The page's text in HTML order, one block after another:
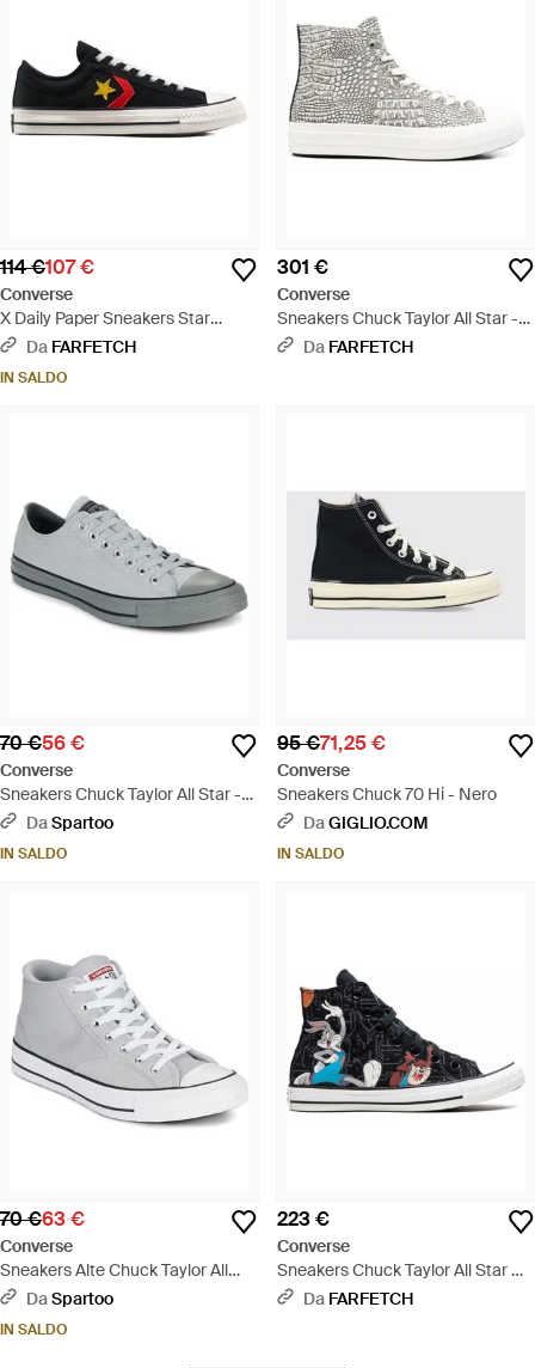
114 €107 €
Converse
X Daily Paper Sneakers Star
Player 76' - Nero
Da FARFETCH
IN SALDO
301 €
Converse
Sneakers Chuck Taylor All Star -
Bianco
Da FARFETCH
70 €56 €
Converse
Sneakers Chuck Taylor All Star -
Grigio
DaSpartoo
IN SALDO
95 €71,25 €
Converse
Sneakers Chuck 70 Hi - Nero
DaGIGLIO.COM
IN SALDO
70 €63 €
Converse
Sneakers Alte Chuck Taylor All
Star Malden Street - Bianco
DaSpartoo
IN SALDO
223 €
Converse
Sneakers Chuck Taylor All Star Hi
X Space Jam - Blu
Da FARFETCH